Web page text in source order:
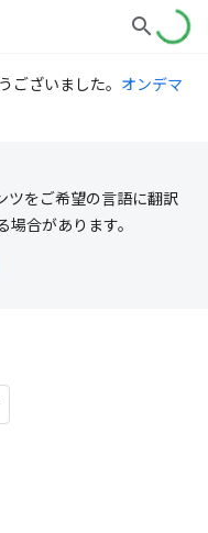
ございました。 オンデマ
ツをご希望の言語に翻訳
合があります。